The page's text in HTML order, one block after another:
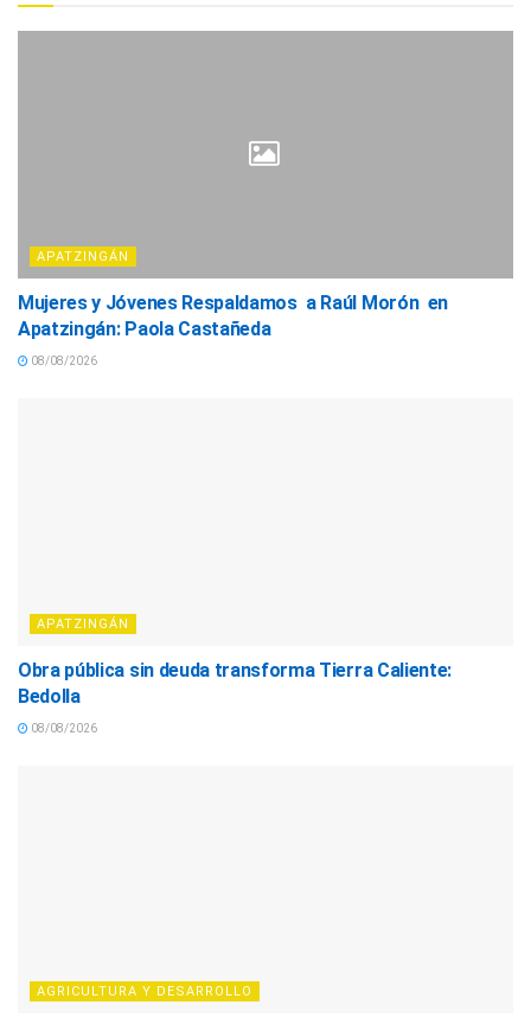
APATZINGÁN
Mujeres y Jóvenes Respaldamos a Raúl Morón en
Apatzingán: Paola Castañeda
08/08/2026
APATZINGÁN
Obra pública sin deuda transforma Tierra Caliente:
Bedolla
08/08/2026
AGRICULTURA Y DESARROLLO